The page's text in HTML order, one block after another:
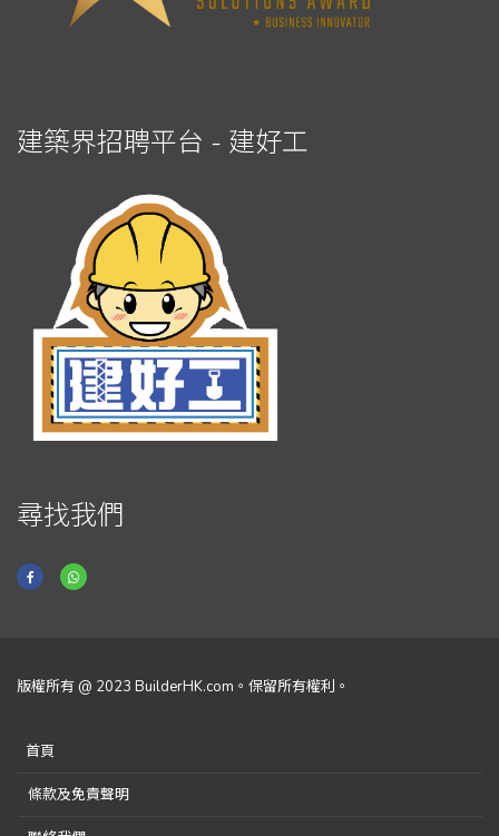
建築界招聘平台 - 建好工
尋找我們
版權所有 @ 2023 BuilderHK.com。保留所有權利。
首頁
條款及免責聲明